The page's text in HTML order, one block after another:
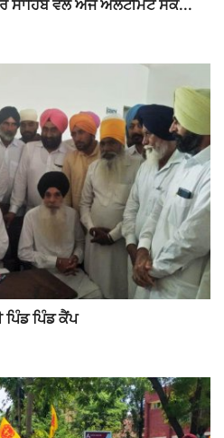
ਸਾਹਿਬ ਵਲੋਂ ਅੱਜ ਅਲਟੀਮੇਟ ਸਕ...
ਪਿੰਡ ਕੈਂਪ